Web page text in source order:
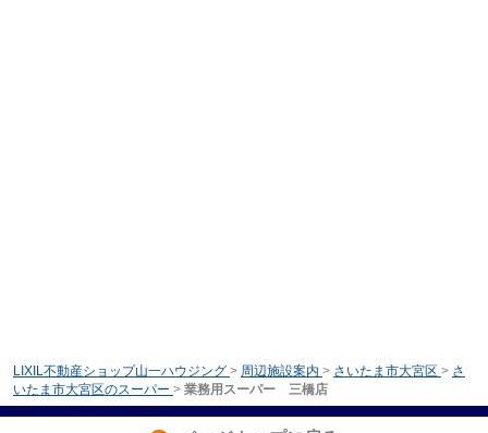
LIXIL不動産ショップ山一ハウジング > 周辺施設案内 > さいたま市大宮区 > さ
いたま市大宮区のスーパー > 業務用スーパー 三橋店